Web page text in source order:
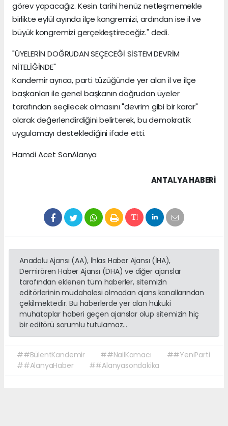
görev yapacağız. Kesin tarihi henüz netleşmemekle
birlikte eylül ayında ilçe kongremizi, ardından ise il ve
büyük kongremizi gerçekleştireceğiz." dedi.
"ÜYELERİN DOĞRUDAN SEÇECEĞİ SİSTEM DEVRİM
NİTELİĞİNDE"
Kandemir ayrıca, parti tüzüğünde yer alan il ve ilçe
başkanları ile genel başkanın doğrudan üyeler
tarafından seçilecek olmasını "devrim gibi bir karar"
olarak değerlendirdiğini belirterek, bu demokratik
uygulamayı desteklediğini ifade etti.
Hamdi Acet SonAlanya
ANTALYA HABERİ
Anadolu Ajansı (AA), İhlas Haber Ajansı (İHA),
Demirören Haber Ajansı (DHA) ve diğer ajanslar
tarafından eklenen tüm haberler, sitemizin
editörlerinin müdahalesi olmadan ajans kanallarından
çekilmektedir. Bu haberlerde yer alan hukuki
muhataplar haberi geçen ajanslar olup sitemizin hiç
bir editörü sorumlu tutulamaz...
##BülentKandemir ##NailKamacı
##YeniParti
##AlanyaHaber
##Alanyasondakika